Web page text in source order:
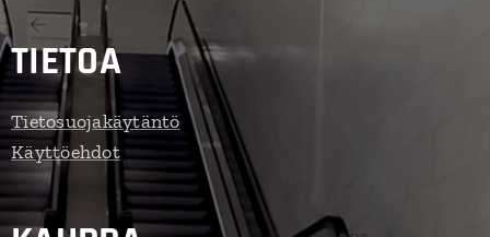
TIETOA
Tietosuojakäytäntö
Käyttöehdot